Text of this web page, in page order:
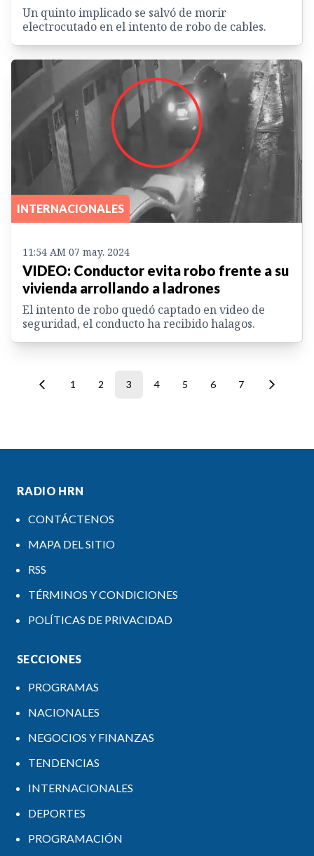
Un quinto implicado se salvó de morir
electrocutado en el intento de robo de cables.
INTERNACIONALES
11:54 AM 07 may. 2024
VIDEO: Conductor evita robo frente a su
vivienda arrollando a ladrones
El intento de robo quedó captado en video de
seguridad, el conducto ha recibido halagos.
1 2 3 4 5 6 7
RADIO HRN
CONTÁCTENOS
MAPA DEL SITIO
RSS
TÉRMINOS Y CONDICIONES
POLÍTICAS DE PRIVACIDAD
SECCIONES
PROGRAMAS
NACIONALES
NEGOCIOS Y FINANZAS
TENDENCIAS
INTERNACIONALES
DEPORTES
PROGRAMACIÓN